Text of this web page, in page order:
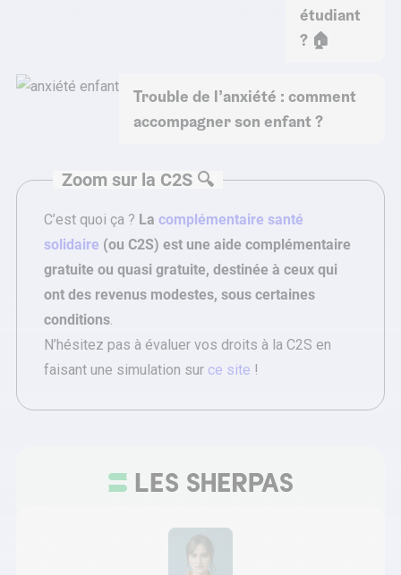
étudiant
? 🏠
Trouble de l’anxiété : comment
accompagner son enfant ?
Zoom sur la C2S 🔍
C’est quoi ça ? La complémentaire santé
solidaire (ou C2S) est une aide complémentaire
gratuite ou quasi gratuite, destinée à ceux qui
ont des revenus modestes, sous certaines
conditions.
N’hésitez pas à évaluer vos droits à la C2S en
faisant une simulation sur ce site !